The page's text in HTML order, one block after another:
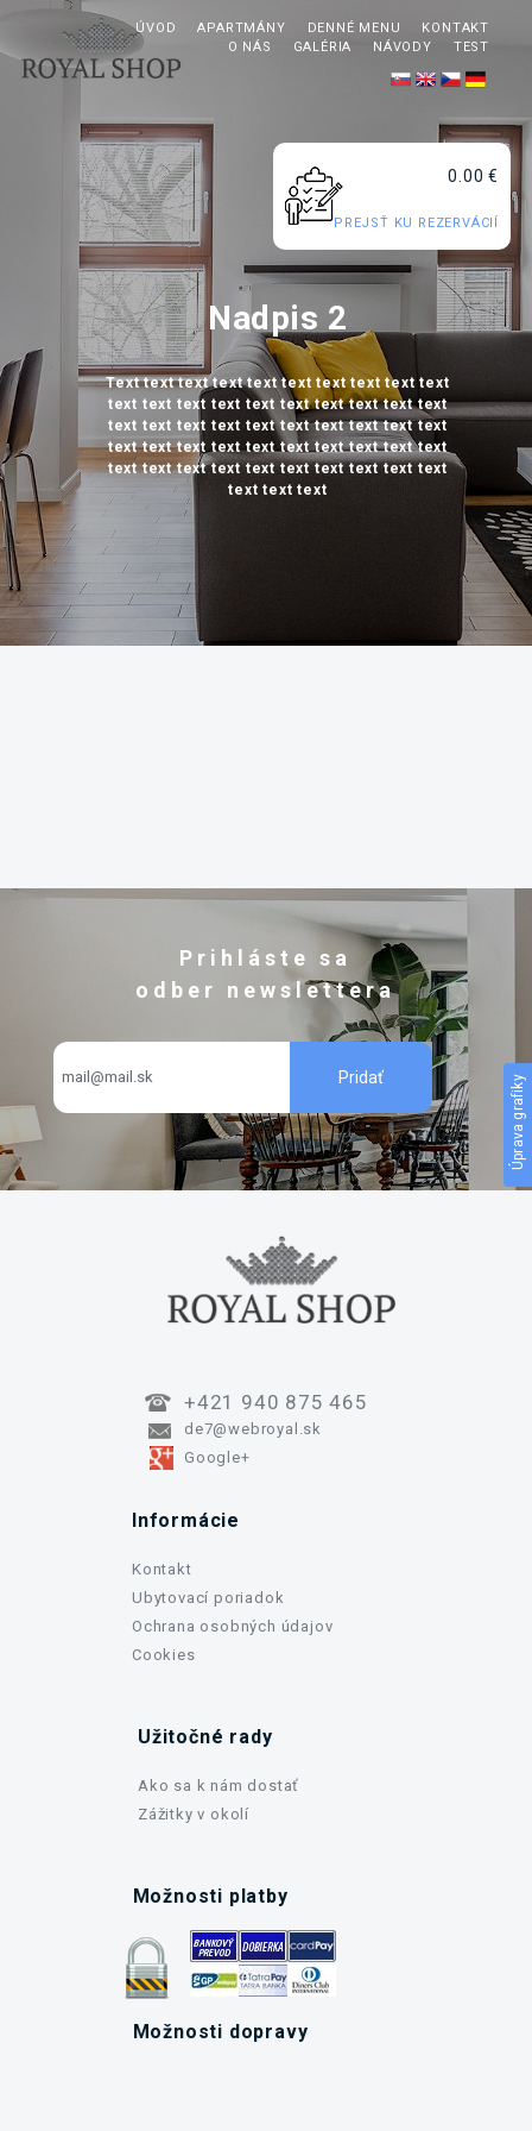
Úprava grafiky
ÚVOD APARTMÁNY DENNÉ MENU
KONTAKT
O NÁS
GALÉRIA NÁVODY TEST
0.00 €
PREJSŤ KU REZERVÁCIÍ
Nadpis 2
Text text text text text text text text text text
text text text text text text text text text text
text text text text text text text text text text
text text text text text text text text text text
text text text text text text text text text text
text text text
Prihláste sa
odber newslettera
+421 940 875 465
de7@webroyal.sk
Google+
Informácie
Kontakt
Ubytovací poriadok
Ochrana osobných údajov
Cookies
Užitočné rady
Ako sa k nám dostať
Zážitky v okolí
Možnosti platby
Možnosti dopravy